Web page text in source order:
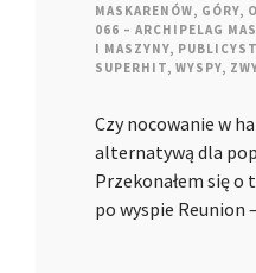
MASKARENÓW, GÓRY,
066 – ARCHIPELAG
I MASZYNY,
SUPERHIT, WYSPY,
Czy nocowanie w
alternatywą dla
Przekonałem się
po wyspie